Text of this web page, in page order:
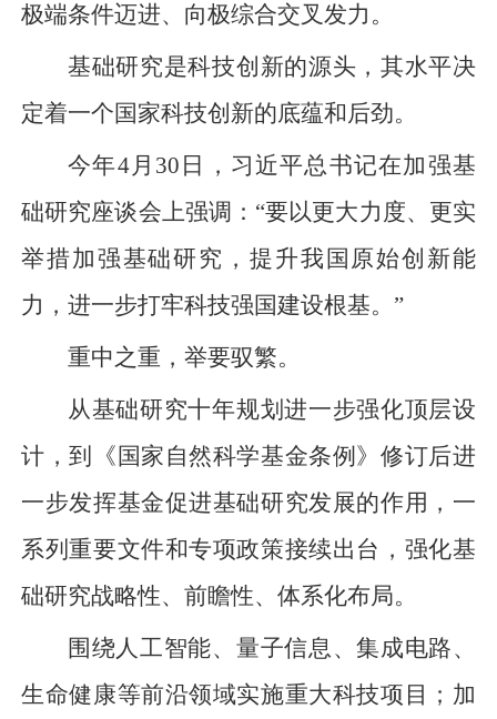
极端条件迈进、向极综合交叉发力。
基础研究是科技创新的源头，其水平决
定着一个国家科技创新的底蕴和后劲。
今年4月30日，习近平总书记在加强基
础研究座谈会上强调：“要以更大力度、更实
举措加强基础研究，提升我国原始创新能
力，进一步打牢科技强国建设根基。”
重中之重，举要驭繁。
从基础研究十年规划进一步强化顶层设
计，到《国家自然科学基金条例》修订后进
一步发挥基金促进基础研究发展的作用，一
系列重要文件和专项政策接续出台，强化基
础研究战略性、前瞻性、体系化布局。
围绕人工智能、量子信息、集成电路、
生命健康等前沿领域实施重大科技项目；加